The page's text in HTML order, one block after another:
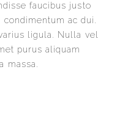
faucibus justo
ac dui.
ligula. Nulla vel
purus aliquam
massa.